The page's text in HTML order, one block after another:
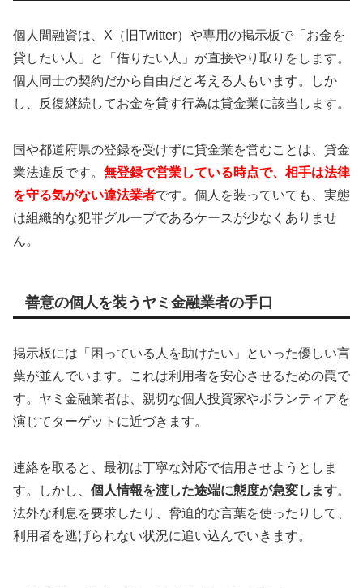
個人間融資は、X（旧Twitter）や専用の掲示板で「お金を
貸したい人」と「借りたい人」が直接やり取りをします。
個人同士の契約だから自由だと考える人もいます。しか
し、反復継続してお金を貸す行為は貸金業に該当します。
国や都道府県の登録を受けずに貸金業を営むことは、貸金
業法違反です。 無登録で営業している時点で、相手は法律
を守る気がない違法業者です。個人を装っていても、実態
は組織的な犯罪グループであるケースが少なくありませ
ん。
善意の個人を装うヤミ金融業者の手口
掲示板には「困っている人を助けたい」といった優しい言
葉が並んでいます。これは利用者を安心させるための罠で
す。ヤミ金融業者は、親切な個人投資家やボランティアを
演じてターゲットに近づきます。
連絡を取ると、最初は丁寧な対応で信用させようとしま
す。しかし、 個人情報を渡した途端に態度が急変します。
法外な利息を要求したり、脅迫的な言葉を使ったりして、
利用者を逃げられない状況に追い込んでいきます。